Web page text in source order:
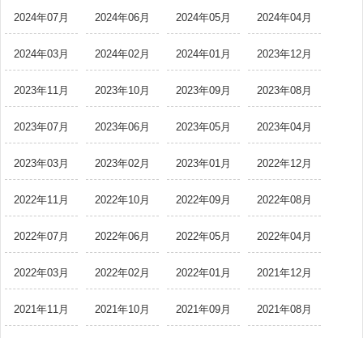
2024年07月 2024年06月 2024年05月 2024年04月
2024年03月 2024年02月 2024年01月 2023年12月
2023年11月 2023年10月 2023年09月 2023年08月
2023年07月 2023年06月 2023年05月 2023年04月
2023年03月 2023年02月 2023年01月 2022年12月
2022年11月 2022年10月 2022年09月 2022年08月
2022年07月 2022年06月 2022年05月 2022年04月
2022年03月 2022年02月 2022年01月 2021年12月
2021年11月 2021年10月 2021年09月 2021年08月